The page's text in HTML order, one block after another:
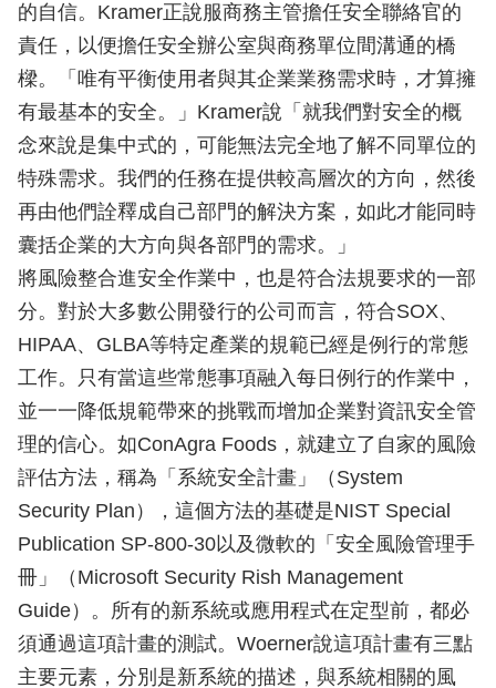
的自信。Kramer正說服商務主管擔任安全聯絡官的
責任，以便擔任安全辦公室與商務單位間溝通的橋
樑。「唯有平衡使用者與其企業業務需求時，才算擁
有最基本的安全。」Kramer說「就我們對安全的概
念來說是集中式的，可能無法完全地了解不同單位的
特殊需求。我們的任務在提供較高層次的方向，然後
再由他們詮釋成自己部門的解決方案，如此才能同時
囊括企業的大方向與各部門的需求。」
將風險整合進安全作業中，也是符合法規要求的一部
分。對於大多數公開發行的公司而言，符合SOX、
HIPAA、GLBA等特定產業的規範已經是例行的常態
工作。只有當這些常態事項融入每日例行的作業中，
並一一降低規範帶來的挑戰而增加企業對資訊安全管
理的信心。如ConAgra Foods，就建立了自家的風險
評估方法，稱為「系統安全計畫」（System
Security Plan），這個方法的基礎是NIST Special
Publication SP-800-30以及微軟的「安全風險管理手
冊」（Microsoft Security Rish Management
Guide）。所有的新系統或應用程式在定型前，都必
須通過這項計畫的測試。Woerner說這項計畫有三點
主要元素，分別是新系統的描述，與系統相關的風